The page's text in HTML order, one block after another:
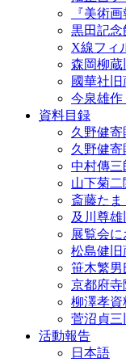
『美術
黒田記念
X線フィ
森岡柳蔵
國華社
今泉雄作
資料目録
久野健
久野健
中村傳三
山下菊
斎藤た
及川尊
展覧会
松島健旧
笹木繁男
京都府寺
柳澤孝資
菅沼貞三
活動報告
日本語